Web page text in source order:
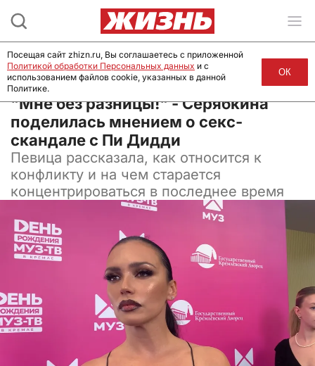
13 октября 2024, 14:00
"Мне без разницы!" - Серябкина
поделилась мнением о секс-
скандале с Пи Дидди
Певица рассказала, как относится к
конфликту и на чем старается
концентрироваться в последнее время
Посещая сайт zhizn.ru, Вы соглашаетесь с приложенной
Политикой обработки Персональных данных и с
использованием файлов cookie, указанных в данной
Политике.
ОК